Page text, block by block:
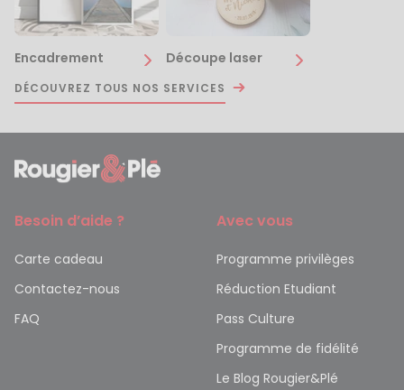
Encadrement Découpe laser
DÉCOUVREZ TOUS NOS SERVICES
Besoin d’aide ?
Carte cadeau
Contactez-nous
FAQ
Avec vous
Programme privilèges
Réduction Etudiant
Pass Culture
Programme de fidélité
Le Blog Rougier&Plé